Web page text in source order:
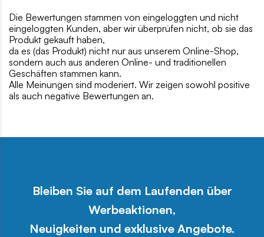
Die Bewertungen stammen von eingeloggten und nicht
eingeloggten Kunden, aber wir überprüfen nicht, ob sie das
Produkt gekauft haben,
da es (das Produkt) nicht nur aus unserem Online-Shop,
sondern auch aus anderen Online- und traditionellen
Geschäften stammen kann.
Alle Meinungen sind moderiert. Wir zeigen sowohl positive
als auch negative Bewertungen an.
Bleiben Sie auf dem Laufenden über
Werbeaktionen,
Neuigkeiten und exklusive Angebote.